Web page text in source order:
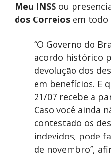
Meu INSS ou
dos Correios em todo
“O Governo do
acordo histórico
devolução dos
em benefícios. E
21/07 recebe a
Caso você ainda
contestado os
indevidos, pode
de novembro”,